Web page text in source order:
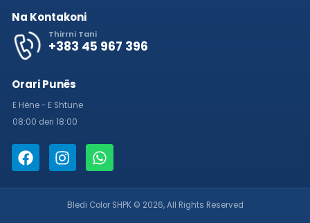
Na Kontakoni
Thirrni Tani
+383 45 967 396
Orari Punës
E Hëne - E Shtune
08:00 deri 18:00
Bledi Color SHPK © 2026, All Rights Reserved